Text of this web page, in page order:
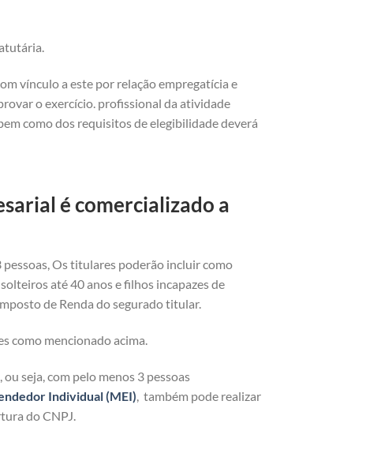
vínculo a este por relação empregatícia e
o exercício. profissional da atividade
como dos requisitos de elegibilidade deverá
é comercializado a
Os titulares poderão incluir como
até 40 anos e filhos incapazes de
de Renda do segurado titular.
como mencionado acima.
, ou seja, com pelo menos 3 pessoas
Individual (MEI) , também pode realizar
do CNPJ.